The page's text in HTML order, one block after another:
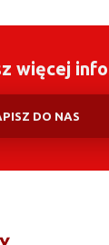
więcej
DO NAS